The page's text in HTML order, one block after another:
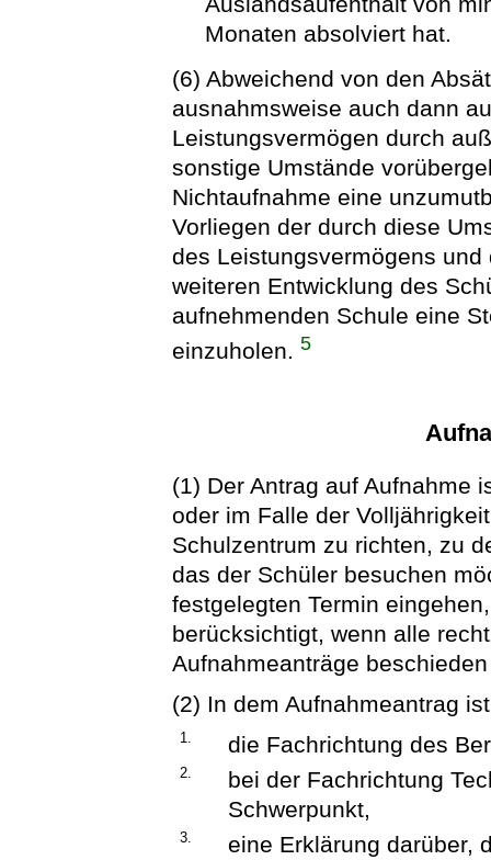
Monaten absolviert hat.
(6) Abweichend von den
ausnahmsweise auch dann
Leistungsvermögen durch
sonstige Umstände
Nichtaufnahme eine
Vorliegen der durch diese
des Leistungsvermögens
weiteren Entwicklung des
aufnehmenden Schule eine
einzuholen.5
(1) Der Antrag auf Aufnahme
oder im Falle der
Schulzentrum zu richten, zu
das der Schüler besuchen
festgelegten Termin
berücksichtigt, wenn alle
Aufnahmeanträge
(2) In dem Aufnahmeantrag
1. die Fachrichtung des
2.
bei der Fachrichtung
Schwerpunkt,
3.
eine Erklärung darüber,